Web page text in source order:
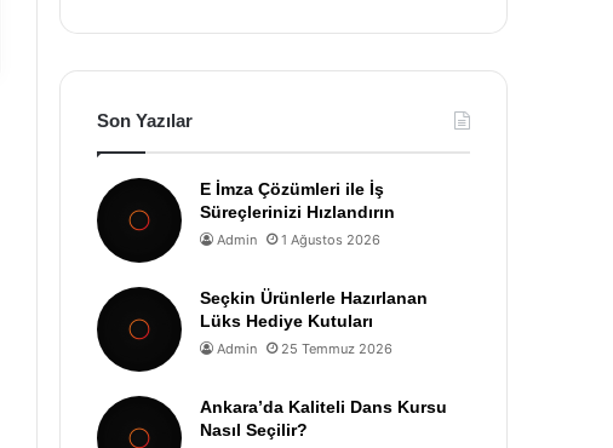
Son Yazılar
E İmza Çözümleri ile İş
Süreçlerinizi Hızlandırın
Admin 1 Ağustos 2026
Seçkin Ürünlerle Hazırlanan
Lüks Hediye Kutuları
Admin 25 Temmuz 2026
Ankara’da Kaliteli Dans Kursu
Nasıl Seçilir?